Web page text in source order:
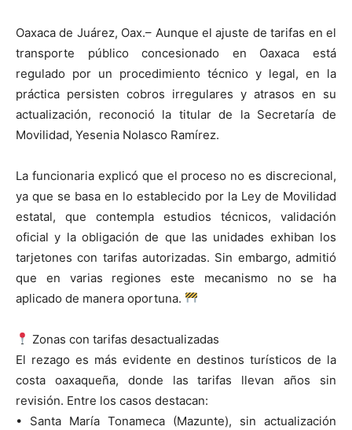
Oaxaca de Juárez, Oax.– Aunque el ajuste de tarifas en el
transporte público concesionado en Oaxaca está
regulado por un procedimiento técnico y legal, en la
práctica persisten cobros irregulares y atrasos en su
actualización, reconoció la titular de la Secretaría de
Movilidad, Yesenia Nolasco Ramírez.
La funcionaria explicó que el proceso no es discrecional,
ya que se basa en lo establecido por la Ley de Movilidad
estatal, que contempla estudios técnicos, validación
oficial y la obligación de que las unidades exhiban los
tarjetones con tarifas autorizadas. Sin embargo, admitió
que en varias regiones este mecanismo no se ha
aplicado de manera oportuna.
Zonas con tarifas desactualizadas
El rezago es más evidente en destinos turísticos de la
costa oaxaqueña, donde las tarifas llevan años sin
revisión. Entre los casos destacan:
• Santa María Tonameca (Mazunte), sin actualización